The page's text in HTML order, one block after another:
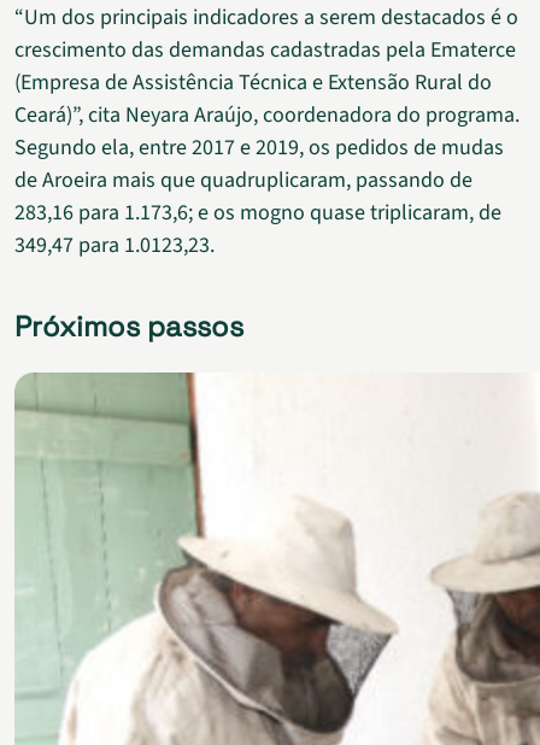
“Um dos principais indicadores a serem destacados é o
crescimento das demandas cadastradas pela Ematerce
(Empresa de Assistência Técnica e Extensão Rural do
Ceará)”, cita Neyara Araújo, coordenadora do programa.
Segundo ela, entre 2017 e 2019, os pedidos de mudas
de Aroeira mais que quadruplicaram, passando de
283,16 para 1.173,6; e os mogno quase triplicaram, de
349,47 para 1.0123,23.
Próximos passos